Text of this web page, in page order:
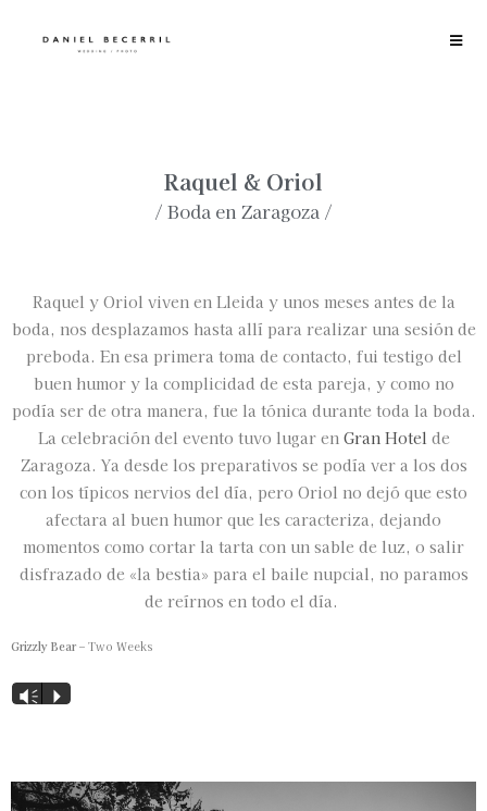
Raquel & Oriol
/ Boda en Zaragoza /
Raquel y Oriol viven en Lleida y unos meses antes de la
boda, nos desplazamos hasta allí para realizar una sesión de
preboda. En esa primera toma de contacto, fui testigo del
buen humor y la complicidad de esta pareja, y como no
podía ser de otra manera, fue la tónica durante toda la boda.
La celebración del evento tuvo lugar en Gran Hotel de
Zaragoza. Ya desde los preparativos se podía ver a los dos
con los típicos nervios del día, pero Oriol no dejó que esto
afectara al buen humor que les caracteriza, dejando
momentos como cortar la tarta con un sable de luz, o salir
disfrazado de «la bestia» para el baile nupcial, no paramos
de reírnos en todo el día.
Grizzly Bear – Two Weeks
Reproductor
Vm P